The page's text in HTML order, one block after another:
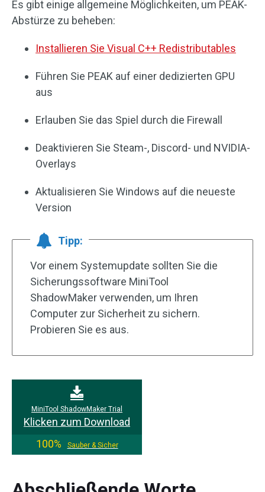
Es gibt einige allgemeine Möglichkeiten, um PEAK-
Abstürze zu beheben:
Installieren Sie Visual C++ Redistributables
Führen Sie PEAK auf einer dedizierten GPU
aus
Erlauben Sie das Spiel durch die Firewall
Deaktivieren Sie Steam-, Discord- und NVIDIA-
Overlays
Aktualisieren Sie Windows auf die neueste
Version
Tipp:
Vor einem Systemupdate sollten Sie die
Sicherungssoftware MiniTool
ShadowMaker verwenden, um Ihren
Computer zur Sicherheit zu sichern.
Probieren Sie es aus.
MiniTool ShadowMaker Trial
Klicken zum Download
100%
Sauber & Sicher